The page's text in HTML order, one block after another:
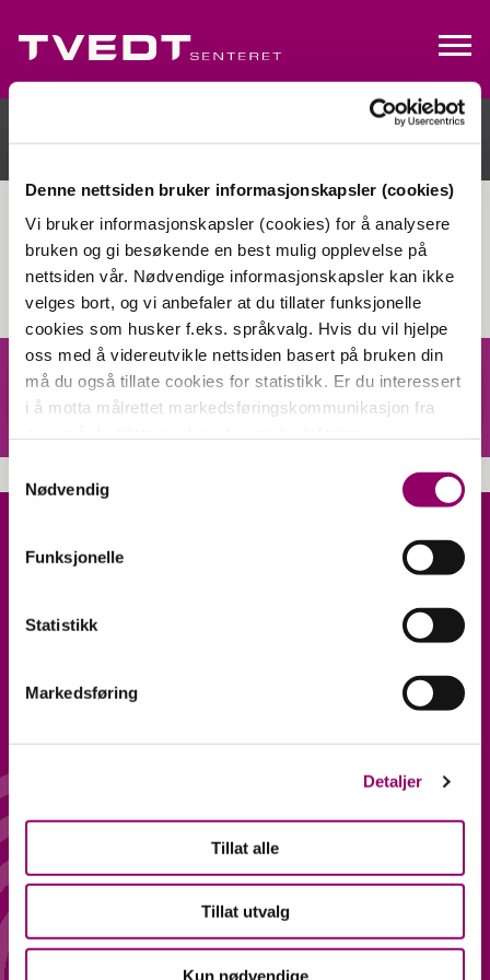
Denne nettsiden bruker informasjonskapsler (cookies)
Vi bruker informasjonskapsler (cookies) for å analysere
bruken og gi besøkende en best mulig opplevelse på
nettsiden vår. Nødvendige informasjonskapsler kan ikke
velges bort, og vi anbefaler at du tillater funksjonelle
cookies som husker f.eks. språkvalg. Hvis du vil hjelpe
oss med å videreutvikle nettsiden basert på bruken din
må du også tillate cookies for statistikk. Er du interessert
i å motta målrettet markedsføringskommunikasjon fra
Nødvendig
Funksjonelle
Statistikk
Markedsføring
Detaljer
Tillat alle
Tillat utvalg
Kun nødvendige
ÅPNINGSTIDER
Lagerveien 1, 2, 7 og 9,
KONTAKT
PERSONVERN OG
ÅPENHETSLOVEN